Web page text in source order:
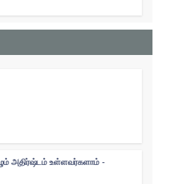
அதிர்ஷ்டம் உள்ளவர்களாம் -